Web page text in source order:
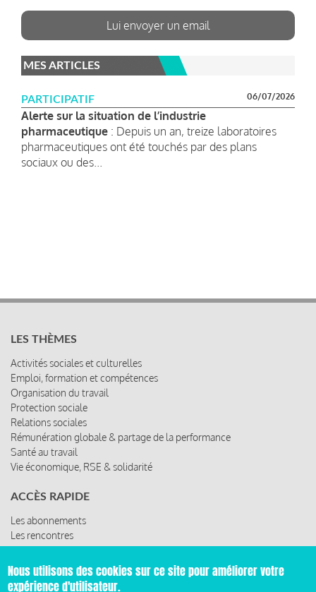
Lui envoyer un email
MES ARTICLES
PARTICIPATIF 06/07/2026
Alerte sur la situation de l’industrie
pharmaceutique : Depuis un an, treize laboratoires
pharmaceutiques ont été touchés par des plans
sociaux ou des...
LES THÈMES
Activités sociales et culturelles
Emploi, formation et compétences
Organisation du travail
Protection sociale
Relations sociales
Rémunération globale & partage de la performance
Santé au travail
Vie économique, RSE & solidarité
ACCÈS RAPIDE
Les abonnements
Les rencontres
Les ressources
Nous utilisons des cookies sur ce site pour améliorer votre
expérience d'utilisateur.